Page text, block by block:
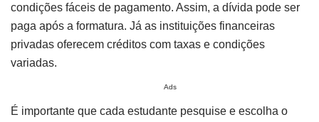
condições fáceis de pagamento. Assim, a dívida pode ser
paga após a formatura. Já as instituições financeiras
privadas oferecem créditos com taxas e condições
variadas.
Ads
É importante que cada estudante pesquise e escolha o